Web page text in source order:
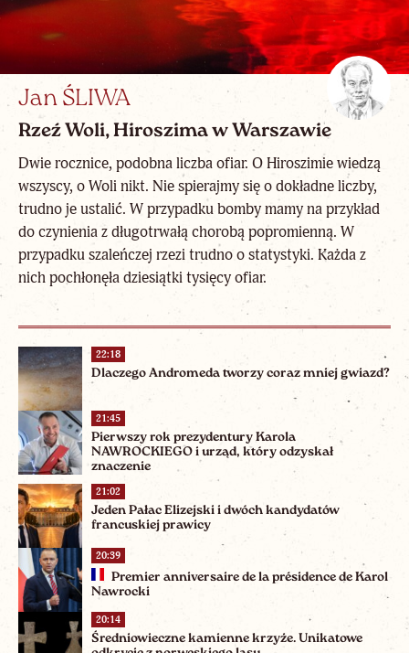
22:18
Dlaczego Andromeda tworzy coraz mniej gwiazd?
21:45
Pierwszy rok prezydentury Karola
NAWROCKIEGO i urząd, który odzyskał
znaczenie
21:02
Jeden Pałac Elizejski i dwóch kandydatów
francuskiej prawicy
20:39
Premier anniversaire de la présidence de Karol
Nawrocki
20:14
Średniowieczne kamienne krzyże. Unikatowe
Jan ŚLIWA
Rzeź Woli, Hiroszima w Warszawie
Dwie rocznice, podobna liczba ofiar. O Hiroszimie wiedzą
wszyscy, o Woli nikt. Nie spierajmy się o dokładne liczby,
trudno je ustalić. W przypadku bomby mamy na przykład
do czynienia z długotrwałą chorobą popromienną. W
przypadku szaleńczej rzezi trudno o statystyki. Każda z
nich pochłonęła dziesiątki tysięcy ofiar.